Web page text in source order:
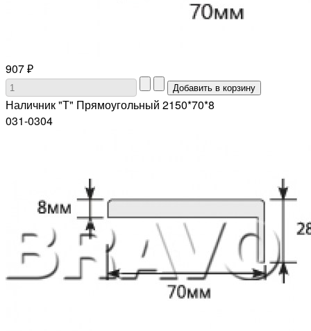
907 ₽
Наличник "Т" Прямоугольный 2150*70*8
031-0304